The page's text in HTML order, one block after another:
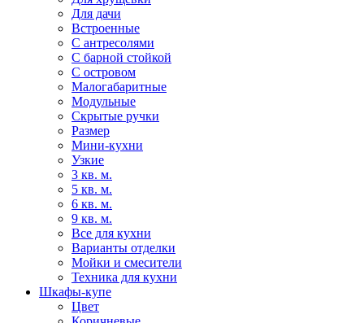
Для дачи
Встроенные
С антресолями
С барной стойкой
С островом
Малогабаритные
Модульные
Скрытые ручки
Размер
Мини-кухни
Узкие
3 кв. м.
5 кв. м.
6 кв. м.
9 кв. м.
Все для кухни
Варианты отделки
Мойки и смесители
Техника для кухни
Шкафы-купе
Цвет